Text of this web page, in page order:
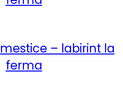
– labirint la
ferma